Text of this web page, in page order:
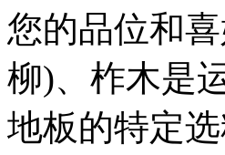
您的品位和
柳)、柞木是
地板的特定